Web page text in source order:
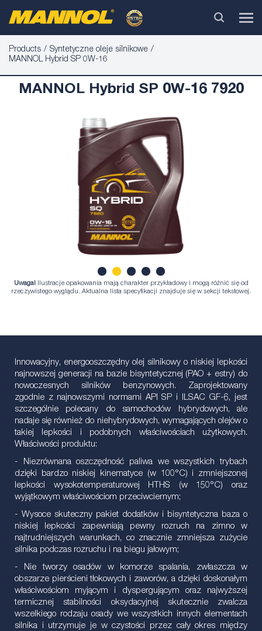
Products
Syntetyczne oleje silnikowe
MANNOL Hybrid SP 0W-16
MANNOL Hybrid SP 0W-16 7920
2 3 4 5
Uwaga! Ilustracje opakowania mają charakter przykładowy i mogą różnić się od
rzeczywistego wyglądu. Aktualna lista specyfikacji znajduje się w sekcji tekstowej.
Innowacyjny, energooszczędny olej silnikowy o niskiej lepkości
najnowszej generacji na bazie bisyntetycznej (PAO + estry) do
nowoczesnych silników benzynowych. Zaprojektowany
zgodnie z najnowszymi normami API SP i ILSAC GF-6, jest
szczególnie polecany do samochodów hybrydowych, ale
nadaje się również do niehybrydowych, wymagających olejów o
takiej lepkości i podobnych właściwościach użytkowych.
Właściwości produktu:
- Niezrównana oszczędność paliwa we wszystkich trybach
dzięki bardzo niskiej kinematyce (w 100°C) i zmniejszonej
lepkości wysokotemperaturowej HTHS (w 150°C) oraz
wyjątkowym właściwościom przeciwciernym;
- Wysoce skuteczny pakiet dodatków i bisyntetyczna baza o
niskiej lepkości zapewniają pewny rozruch na zimno w
najtrudniejszych warunkach, co znacznie zmniejsza zużycie
silnika podczas rozruchu i na biegu jałowym;
- Nie tworzy osadów w komorze spalania, zwłaszcza w
obszarze pierścieni tłokowych i zaworów, a dzięki doskonałym
właściwościom myjącym i dyspergującym oraz najwyższej
termicznej stabilności oksydacyjnej skutecznie zwalcza
wszelkiego rodzaju osady we wszystkich innych elementach
silnika i utrzymuje je w czystości przez cały okres między